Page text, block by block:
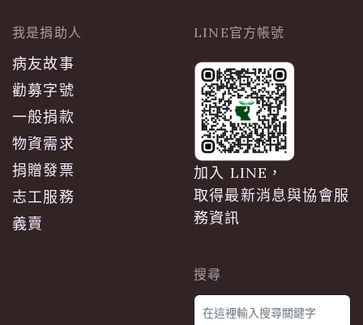
我是捐助人
病友故事
勸募字號
一般捐款
物資需求
捐贈發票
志工服務
義賣
LINE官方帳號
加入 LINE，
取得最新消息與協會服
務資訊
搜尋